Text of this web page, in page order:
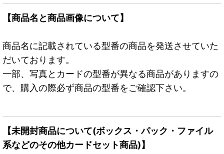
【商品名と商品画像について】
商品名に記載されている型番の商品を発送させていた
だいております。
一部、写真とカードの型番が異なる商品がありますの
で、購入の際必ず商品の型番をご確認下さい。
【未開封商品について(ボックス・パック・ファイル
系などのその他カードセット商品)】